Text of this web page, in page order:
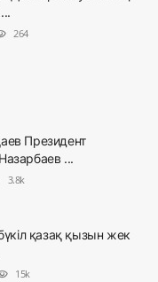
264
Президент
...
3.8k
қазақ қызын жек
15k